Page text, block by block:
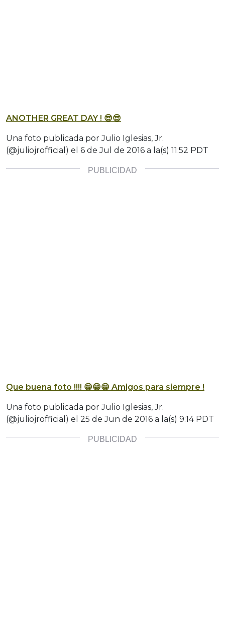
ANOTHER GREAT DAY ! 😎😎
Una foto publicada por Julio Iglesias, Jr.
(@juliojrofficial) el 6 de Jul de 2016 a la(s) 11:52 PDT
Que buena foto !!!! 😁😁😁 Amigos para siempre !
Una foto publicada por Julio Iglesias, Jr.
(@juliojrofficial) el 25 de Jun de 2016 a la(s) 9:14 PDT